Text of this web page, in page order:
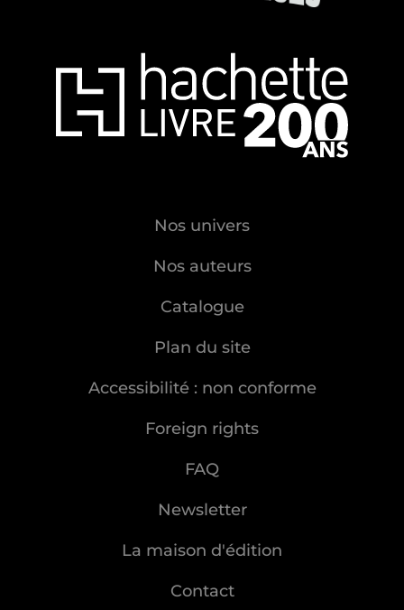
Nos univers
Nos auteurs
Catalogue
Plan du site
Accessibilité : non conforme
Foreign rights
FAQ
Newsletter
La maison d'édition
Contact